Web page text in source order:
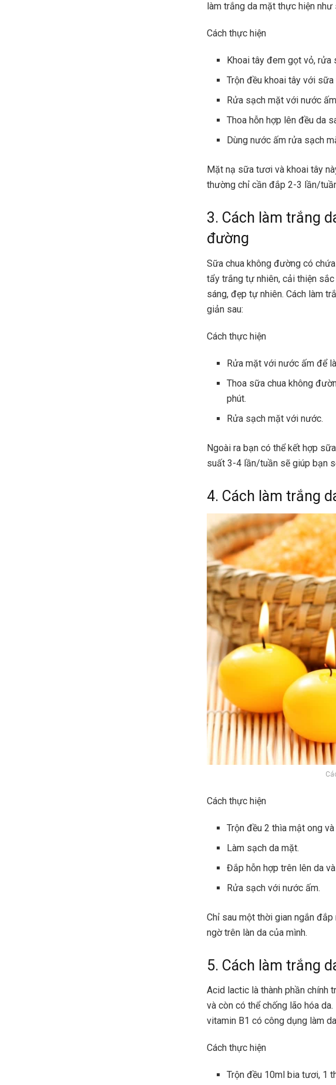
làm trắng da mặt thực hiện như
Cách thực hiện
Khoai tây đem gọt vỏ, rửa
Trộn đều khoai tây với
Rửa sạch mặt với nước
Thoa hỗn hợp lên đều da
Dùng nước ấm rửa sạch
Mặt nạ sữa tươi và khoai tây
thường chỉ cần đắp 2-3 lần/
3. Cách làm trắng
đường
Sữa chua không đường có
tẩy trắng tự nhiên, cải thiện
sáng, đẹp tự nhiên. Cách làm
giản sau:
Cách thực hiện
Rửa mặt với nước ấm để
Thoa sữa chua không
phút.
Rửa sạch mặt với nước.
Ngoài ra bạn có thể kết hợp
suất 3-4 lần/tuần sẽ giúp bạn
4. Cách làm trắng
Cách thực hiện
Trộn đều 2 thìa mật ong
Làm sạch da mặt.
Đắp hỗn hợp trên lên da
Rửa sạch với nước ấm.
Chỉ sau một thời gian ngắn
ngờ trên làn da của mình.
5. Cách làm trắng
Acid lactic là thành phần chính
và còn có thể chống lão hóa
vitamin B1 có công dụng làm
Cách thực hiện
Trộn đều 10ml bia tươi, 1